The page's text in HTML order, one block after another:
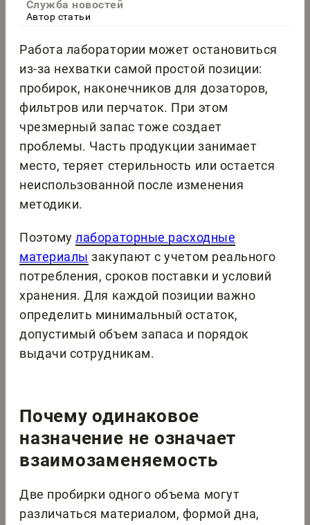
Служба новостей
Автор статьи
Работа лаборатории может остановиться
из-за нехватки самой простой позиции:
пробирок, наконечников для дозаторов,
фильтров или перчаток. При этом
чрезмерный запас тоже создает
проблемы. Часть продукции занимает
место, теряет стерильность или остается
неиспользованной после изменения
методики.
Поэтомулабораторные расходные
материалы закупают с учетом реального
потребления, сроков поставки и условий
хранения. Для каждой позиции важно
определить минимальный остаток,
допустимый объем запаса и порядок
выдачи сотрудникам.
Почему одинаковое
назначение не означает
взаимозаменяемость
Две пробирки одного объема могут
различаться материалом, формой дна,